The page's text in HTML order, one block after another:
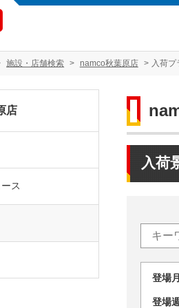
施設・店舗検索 namco秋葉原店 入荷プ
入荷
登
登
店
ス